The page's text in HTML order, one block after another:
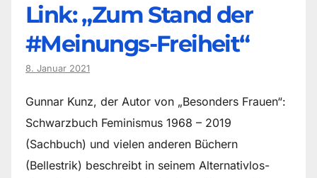
Link: „Zum Stand der
#Meinungs-Freiheit“
8. Januar 2021
Gunnar Kunz, der Autor von „Besonders Frauen“:
Schwarzbuch Feminismus 1968 – 2019
(Sachbuch) und vielen anderen Büchern
(Bellestrik) beschreibt in seinem Alternativlos-